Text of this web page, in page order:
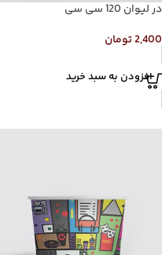
در لیوان 120 سی سی
2,400تومان
افزودن به سبد خرید